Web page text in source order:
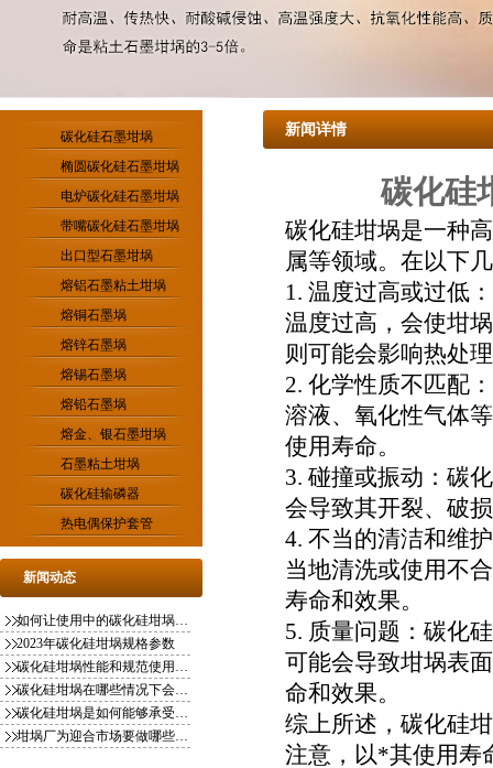
碳化硅石墨坩埚
椭圆碳化硅石墨坩埚
电炉碳化硅石墨坩埚
带嘴碳化硅石墨坩埚
出口型石墨坩埚
熔铝石墨粘土坩埚
熔铜石墨埚
熔锌石墨埚
熔锡石墨埚
熔铅石墨埚
熔金、银石墨坩埚
石墨粘土坩埚
碳化硅输磷器
热电偶保护套管
新闻动态
如何让使用中的碳化硅坩埚更稳定
2023年碳化硅坩埚规格参数
碳化硅坩埚性能和规范使用方式你知
碳化硅坩埚在哪些情况下会影响使用
碳化硅坩埚是如何能够承受一千多度
坩埚厂为迎合市场要做哪些变化
新闻详情
碳化硅
碳化硅坩埚是一种
属等领域。在以下
1. 温度过高或过低
温度过高，会使坩
则可能会影响热处
2. 化学性质不匹配
溶液、氧化性气体
使用寿命。
3. 碰撞或振动：碳
会导致其开裂、破
4. 不当的清洁和维
当地清洗或使用不
寿命和效果。
5. 质量问题：碳化
可能会导致坩埚表
命和效果。
综上所述，碳化硅
注意，以*其使用寿